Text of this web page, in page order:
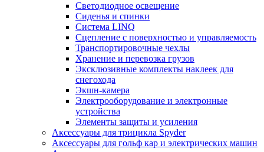
Светодиодное освещение
Сиденья и спинки
Система LINQ
Сцепление с поверхностью и управляемость
Транспортировочные чехлы
Хранение и перевозка грузов
Эксклюзивные комплекты наклеек для
снегохода
Экшн-камера
Электрооборудование и электронные
устройства
Элементы защиты и усиления
Аксессуары для трицикла Spyder
Аксессуары для гольф кар и электрических машин